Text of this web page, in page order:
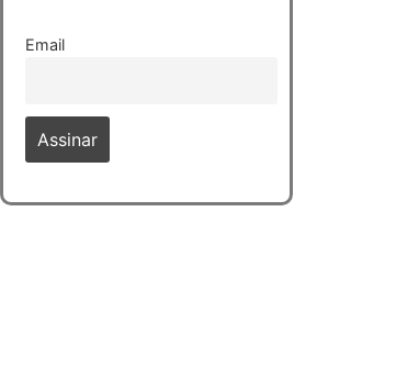
Email